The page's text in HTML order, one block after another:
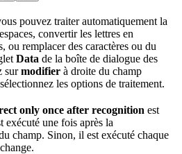
pouvez traiter automatiquement la
convertir les lettres en
ou remplacer des caractères ou du
Data de la boîte de dialogue des
surmodifier à droite du champ
les options de traitement.
only once after recognition est
exécuté une fois après la
champ. Sinon, il est exécuté chaque